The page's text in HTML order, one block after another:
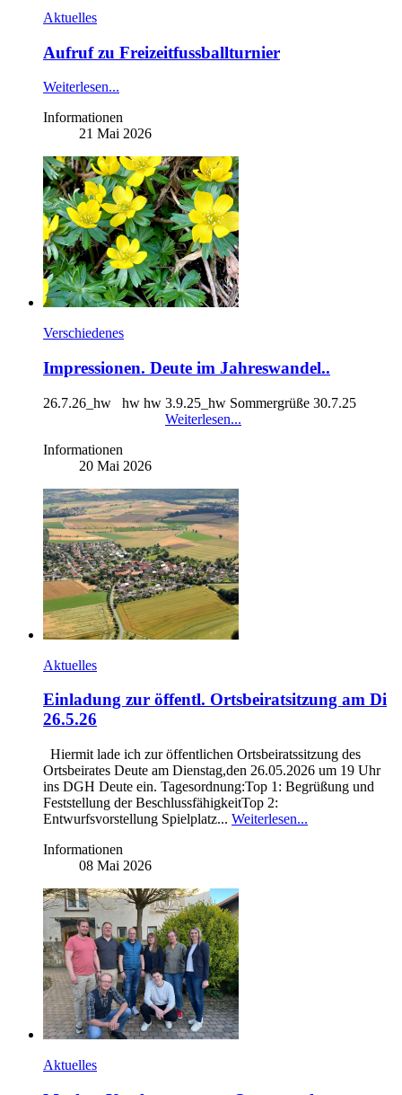
Aktuelles
Aufruf zu Freizeitfussballturnier
Weiterlesen...
Informationen
21 Mai 2026
Verschiedenes
Impressionen. Deute im Jahreswandel..
26.7.26_hw hw hw 3.9.25_hw Sommergrüße 30.7.25
Weiterlesen...
Informationen
20 Mai 2026
Aktuelles
Einladung zur öffentl. Ortsbeiratsitzung am Di
26.5.26
Hiermit lade ich zur öffentlichen Ortsbeiratssitzung des
Ortsbeirates Deute am Dienstag,den 26.05.2026 um 19 Uhr
ins DGH Deute ein. Tagesordnung:Top 1: Begrüßung und
Feststellung der BeschlussfähigkeitTop 2:
Entwurfsvorstellung Spielplatz... Weiterlesen...
Informationen
08 Mai 2026
Aktuelles